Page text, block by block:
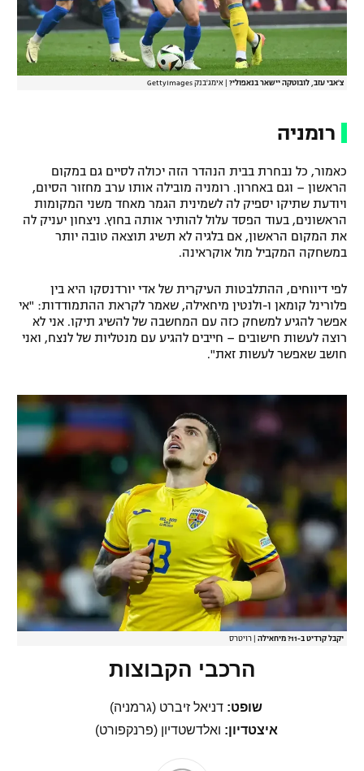
צ'אבי עזב, לובוטקה יישאר בנאפולי? אימג'בנק GettyImages
רומניה
כאמור, כל נבחרת בבית הנהדר הזה יכולה לסיים גם במקום
הראשון – וגם באחרון. רומניה מובילה אותו ערב מחזור הסיום,
ויודעת שתיקו יספיק לה לשמינית הגמר מאחד משני המקומות
הראשונים, בעוד הפסד עלול להותיר אותה בחוץ. ניצחון יעניק לה
את המקום הראשון, אם בלגיה לא תשיג תוצאה טובה יותר
במשחקה המקביל מול אוקראינה.
לפי דיווחים, ההתלבטות העיקרית של אדי יורדנסקו היא בין
פלורינל קומאן ו-ולנטין מיחאילה, שאמר לקראת ההתמודדות: "אי
אפשר להגיע למשחק כזה עם המחשבה של להשיג תיקו. אני לא
רוצה לעשות חישובים – חייבים להגיע עם מנטליות של לנצח, ואני
חושב שאפשר לעשות זאת".
יקבל קרדיט ב-11? מיחאילה רויטרס
הרכבי הקבוצות
שופט: דניאל זיברט (גרמניה)
איצטדיון: ואלדשטדיון (פרנקפורט)